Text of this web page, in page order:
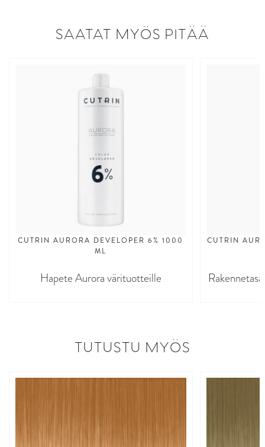
SAATAT MYÖS PITÄÄ
CUTRIN AURORA DEVELOPER 6% 1000
ML
Hapete Aurora värituotteille
CUTRIN
TUTUSTU MYÖS